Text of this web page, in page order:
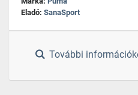
Eladó: SanaSport
További